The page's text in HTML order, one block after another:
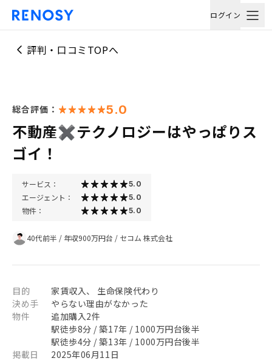
ログイン
評判・口コミTOPへ
総合評価： 5.0
不動産✖️テクノロジーはやっぱりス
ゴイ！
サービス： 5.0
エージェント： 5.0
物件： 5.0
40代前半 / 年収900万円台 / セコム 株式会社
目的
家賃収入、 生命保険代わり
決め手
やらない理由がなかった
物件
追加購入2件
駅徒歩8分 / 築17年 / 1000万円台後半
駅徒歩4分 / 築13年 / 1000万円台後半
掲載日
2025年06月11日